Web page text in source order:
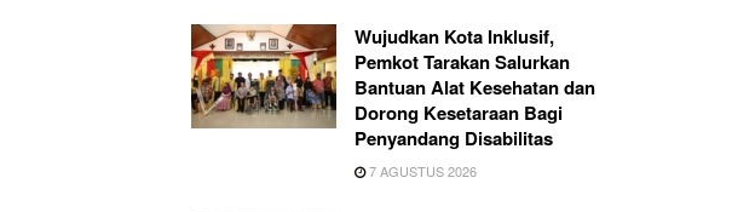
Wujudkan Kota Inklusif,
Pemkot Tarakan Salurkan
Bantuan Alat Kesehatan dan
Dorong Kesetaraan Bagi
Penyandang Disabilitas
7 AGUSTUS 2026